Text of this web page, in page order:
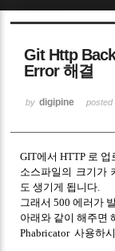
Git Http
Error 해결
by digipine posted
GIT에서 HTTP 로
소스파일의 크기가
도 생기게 됩니다.
그래서 500 에러가
아래와 같이 해주면
Phabricator 사용하